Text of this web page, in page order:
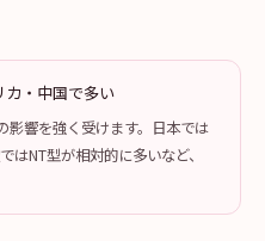
カ・中国で多い
響を強く受けます。日本では
はNT型が相対的に多いなど、